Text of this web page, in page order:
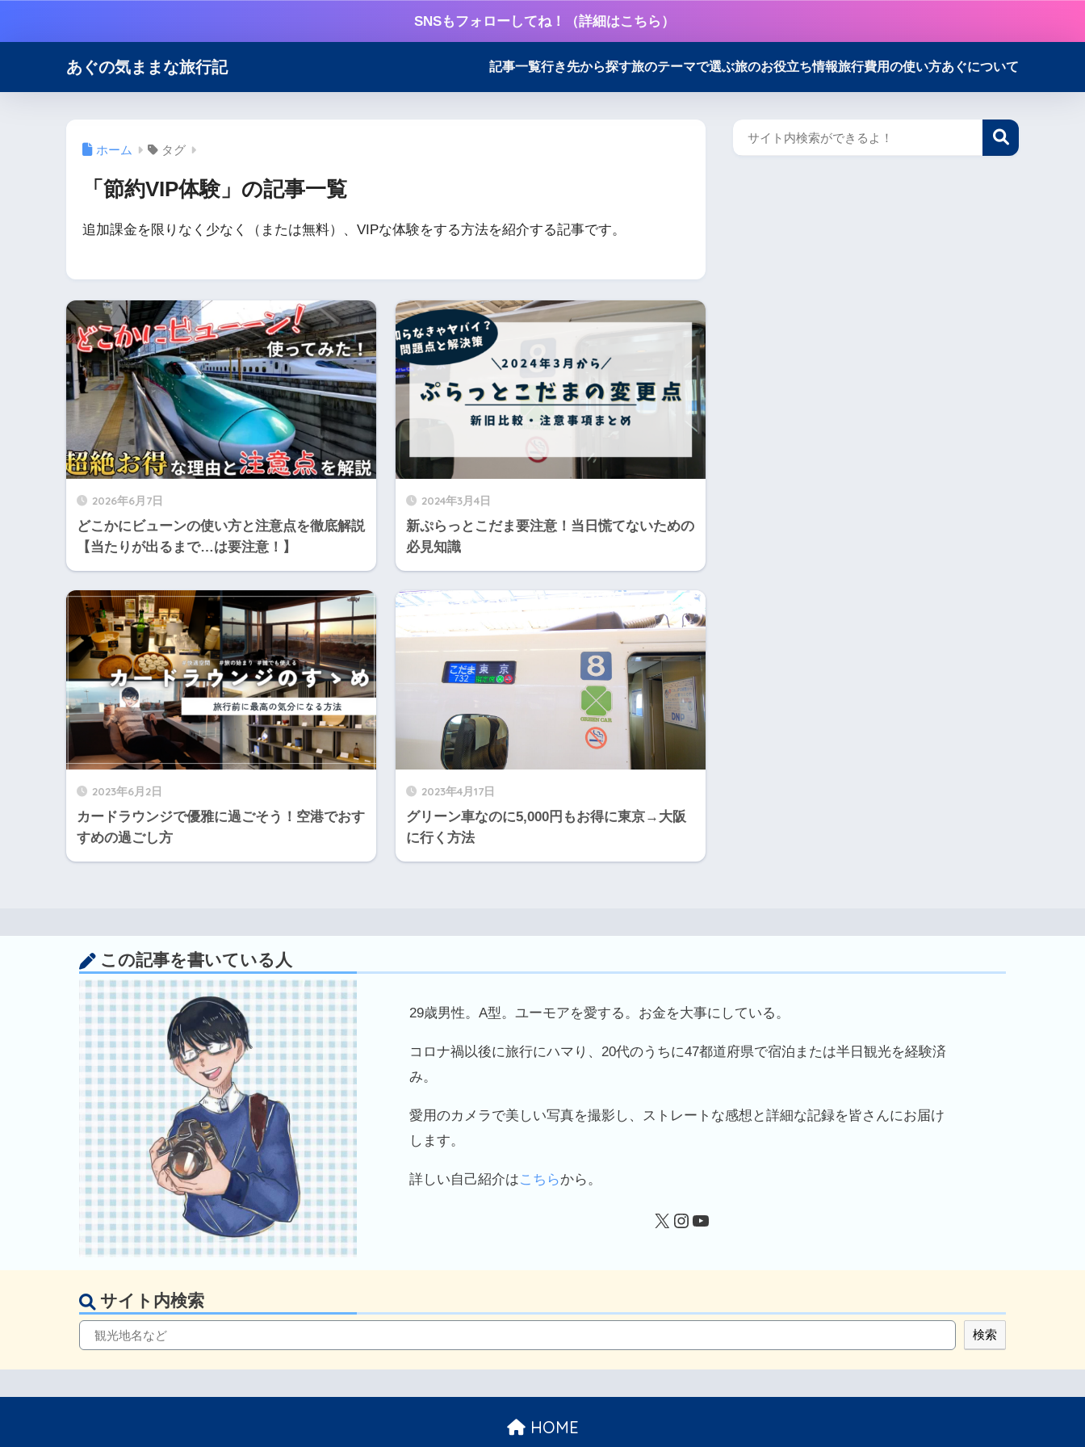
SNSもフォローしてね！（詳細はこちら）
あぐの気ままな旅行記 記事一覧行き先から探す旅のテーマで選ぶ旅のお役立ち情報旅行費用の使い方あぐについて
ホーム タグ
「節約VIP体験」の記事一覧
追加課金を限りなく少なく（または無料）、VIPな体験をする方法を紹介する記事です。
2026年6月7日
どこかにビューンの使い方と注意点を徹底解説
【当たりが出るまで…は要注意！】
2024年3月4日
新ぷらっとこだま要注意！当日慌てないための
必見知識
2023年6月2日
カードラウンジで優雅に過ごそう！空港でおす
すめの過ごし方
2023年4月17日
グリーン車なのに5,000円もお得に東京→大阪
に行く方法
この記事を書いている人
29歳男性。A型。ユーモアを愛する。お金を大事にしている。
コロナ禍以後に旅行にハマり、20代のうちに47都道府県で宿泊または半日観光を経験済
み。
愛用のカメラで美しい写真を撮影し、ストレートな感想と詳細な記録を皆さんにお届け
します。
詳しい自己紹介はこちらから。
サイト内検索
検索
HOME